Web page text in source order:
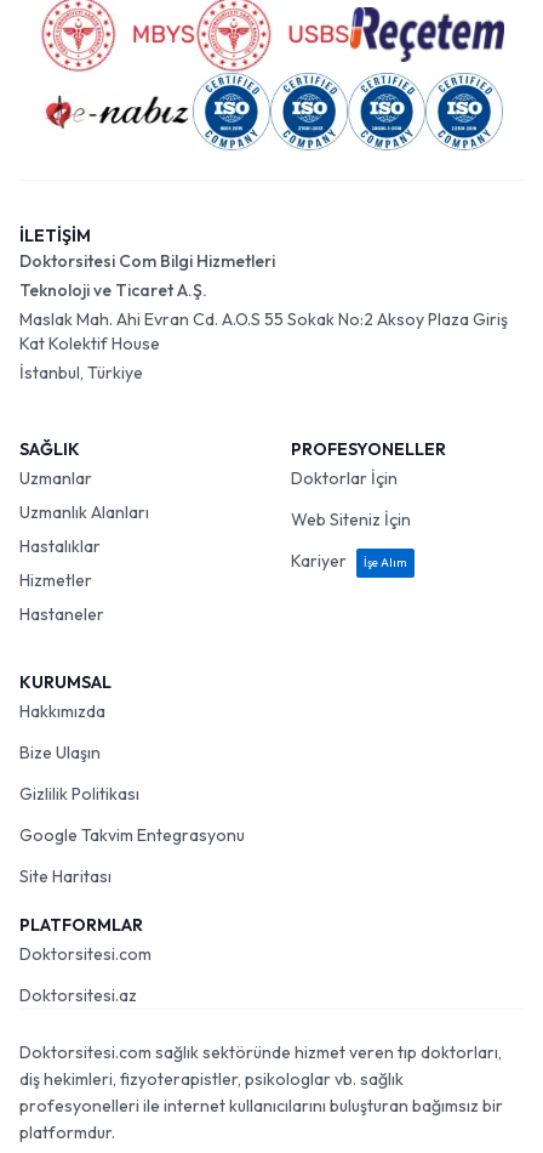
İLETİŞİM
Doktorsitesi Com Bilgi Hizmetleri
Teknoloji ve Ticaret A.Ş.
Maslak Mah. Ahi Evran Cd. A.O.S 55 Sokak No:2 Aksoy Plaza Giriş
Kat Kolektif House
İstanbul, Türkiye
SAĞLIK
Uzmanlar
Uzmanlık Alanları
Hastalıklar
Hizmetler
Hastaneler
PROFESYONELLER
Doktorlar İçin
Web Siteniz İçin
Kariyer
İşe Alım
KURUMSAL
Hakkımızda
Bize Ulaşın
Gizlilik Politikası
Google Takvim Entegrasyonu
Site Haritası
PLATFORMLAR
Doktorsitesi.com
Doktorsitesi.az
Doktorsitesi.com sağlık sektöründe hizmet veren tıp doktorları,
diş hekimleri, fizyoterapistler, psikologlar vb. sağlık
profesyonelleri ile internet kullanıcılarını buluşturan bağımsız bir
platformdur.